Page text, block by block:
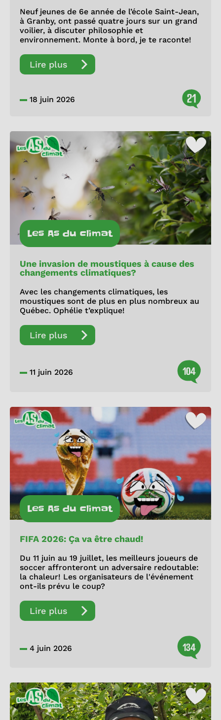
Neuf jeunes de 6e année de l’école Saint-Jean,
à Granby, ont passé quatre jours sur un grand
voilier, à discuter philosophie et
environnement. Monte à bord, je te raconte!
Lire plus
18 juin 2026 21
Les As du climat
Une invasion de moustiques à cause des
changements climatiques?
Avec les changements climatiques, les
moustiques sont de plus en plus nombreux au
Québec. Ophélie t’explique!
Lire plus
11 juin 2026 104
Les As du climat
FIFA 2026: Ça va être chaud!
Du 11 juin au 19 juillet, les meilleurs joueurs de
soccer affronteront un adversaire redoutable:
la chaleur! Les organisateurs de l'événement
ont-ils prévu le coup?
Lire plus
4 juin 2026 134